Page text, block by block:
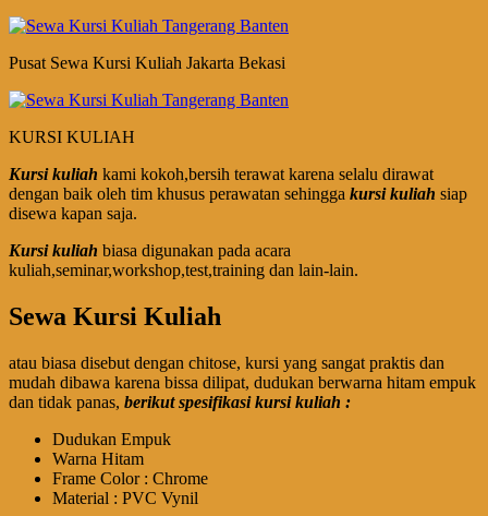
Pusat Sewa Kursi Kuliah Jakarta Bekasi
KURSI KULIAH
Kursi kuliah kami kokoh,bersih terawat karena selalu dirawat
dengan baik oleh tim khusus perawatan sehingga kursi kuliah siap
disewa kapan saja.
Kursi kuliah biasa digunakan pada acara
kuliah,seminar,workshop,test,training dan lain-lain.
Sewa Kursi Kuliah
atau biasa disebut dengan chitose, kursi yang sangat praktis dan
mudah dibawa karena bissa dilipat, dudukan berwarna hitam empuk
dan tidak panas, berikut spesifikasi kursi kuliah :
Dudukan Empuk
Warna Hitam
Frame Color : Chrome
Material : PVC Vynil